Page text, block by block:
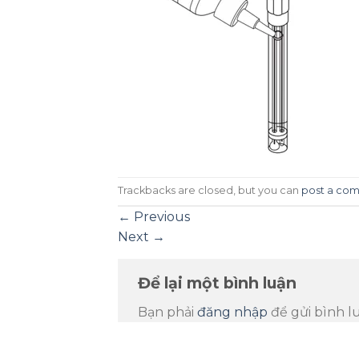
Trackbacks are closed, but you can post a
← Previous
Next →
Để lại một bình luận
Bạn phải đăng nhập để gửi bình